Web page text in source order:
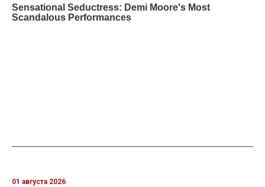
01 августа 2026